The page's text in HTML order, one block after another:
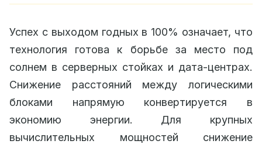
Успех с выходом годных в 100% означает, что
технология готова к борьбе за место под
солнем в серверных стойках и дата-центрах.
Снижение расстояний между логическими
блоками напрямую конвертируется в
экономию энергии. Для крупных
вычислительных мощностей снижение